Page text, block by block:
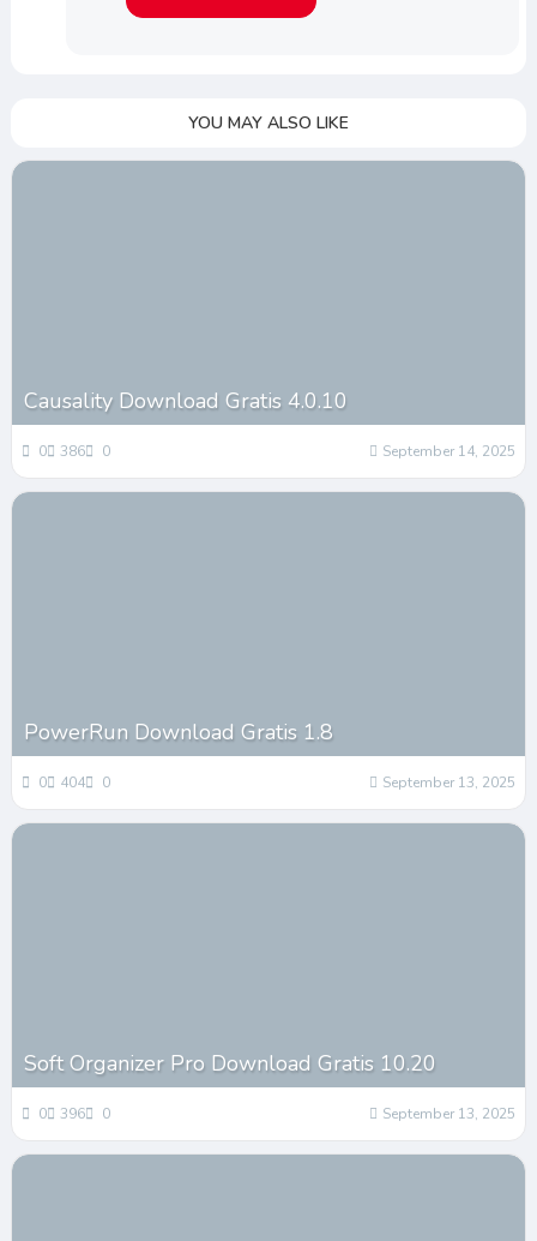
YOU MAY ALSO LIKE
Causality Download Gratis 4.0.10
0 386 0 September 14, 2025
PowerRun Download Gratis 1.8
0 404 0 September 13, 2025
Soft Organizer Pro Download Gratis 10.20
0 396 0 September 13, 2025